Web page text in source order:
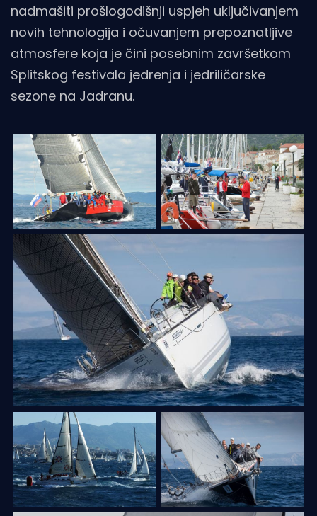
nadmašiti prošlogodišnji uspjeh uključivanjem
novih tehnologija i očuvanjem prepoznatljive
atmosfere koja je čini posebnim završetkom
Splitskog festivala jedrenja i jedriličarske
sezone na Jadranu.